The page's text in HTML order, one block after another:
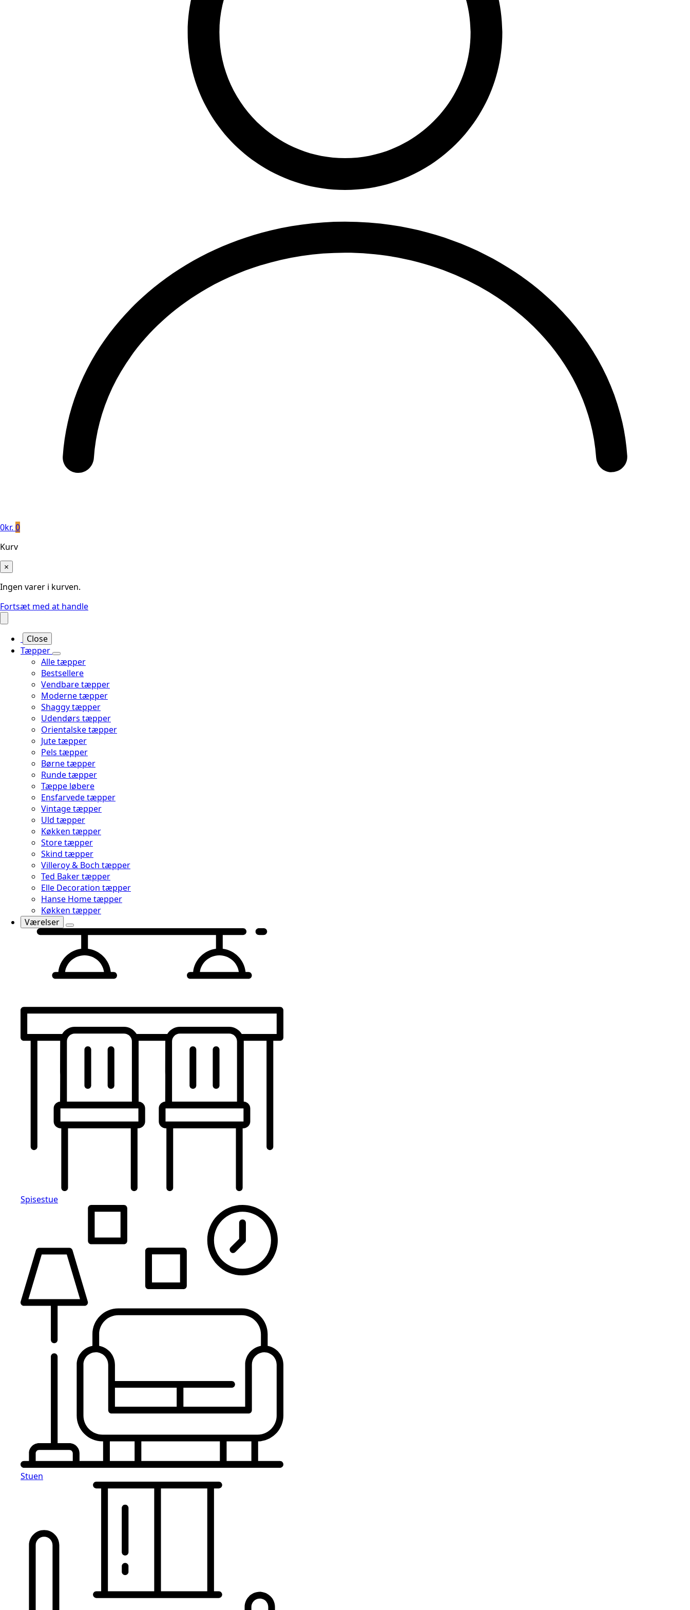
0kr. 0
Kurv
×
Ingen varer i kurven.
Fortsæt med at handle
Close
Tæpper
Alle tæpper
Bestsellere
Vendbare tæpper
Moderne tæpper
Shaggy tæpper
Udendørs tæpper
Orientalske tæpper
Jute tæpper
Pels tæpper
Børne tæpper
Runde tæpper
Tæppe løbere
Ensfarvede tæpper
Vintage tæpper
Uld tæpper
Køkken tæpper
Store tæpper
Skind tæpper
Villeroy & Boch tæpper
Ted Baker tæpper
Elle Decoration tæpper
Hanse Home tæpper
Køkken tæpper
Værelser
Spisestue
Stuen